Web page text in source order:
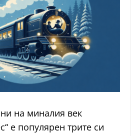
на миналия век
е популярен трите си